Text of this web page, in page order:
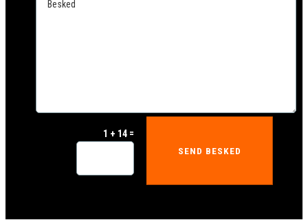
1 + 14=
SEND BESKED